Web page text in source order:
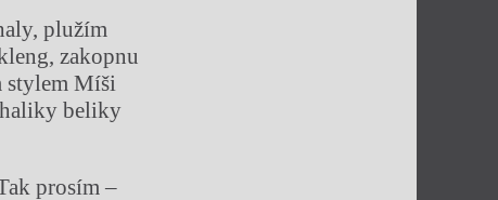
plužím
zakopnu
stylem Míši
beliky
prosím –